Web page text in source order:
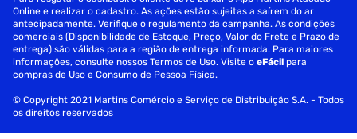
Especificações
Departamento Higiene
Volume 90g
Online e realizar o cadastro. As ações estão sujeitas a saírem do ar
antecipadamente. Verifique o regulamento da campanha. As condições
comerciais (Disponibilidade de Estoque, Preço, Valor do Frete e Prazo de
entrega) são válidas para a região de entrega informada. Para maiores
informações, consulte nossos Termos de Uso. Visite oeFácil para
compras de Uso e Consumo de Pessoa Física.
© Copyright 2021 Martins Comércio e Serviço de Distribuição S.A. - Todos
os direitos reservados